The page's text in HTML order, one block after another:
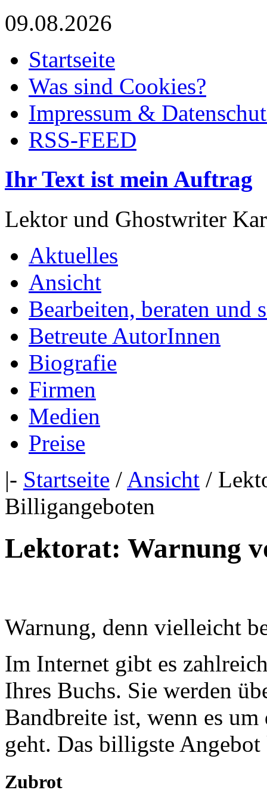
09.08.2026
Startseite
Was sind Cookies?
Impressum &
RSS-FEED
Ihr Text ist mein Auftrag
Lektor und Ghostwriter
Aktuelles
Ansicht
Bearbeiten, beraten und
Betreute AutorInnen
Biografie
Firmen
Medien
Preise
|- Startseite / Ansicht /
Billigangeboten
Lektorat: Warnung
Warnung, denn vielleicht
Im Internet gibt es
Ihres Buchs. Sie werden
Bandbreite ist, wenn es
geht. Das billigste
Zubrot